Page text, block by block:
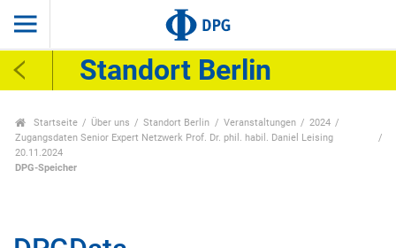
Standort Berlin
Startseite Über uns Standort Berlin Veranstaltungen
2024
Zugangsdaten Senior Expert Netzwerk Prof. Dr. phil. habil. Daniel Leising
20.11.2024
DPG-Speicher